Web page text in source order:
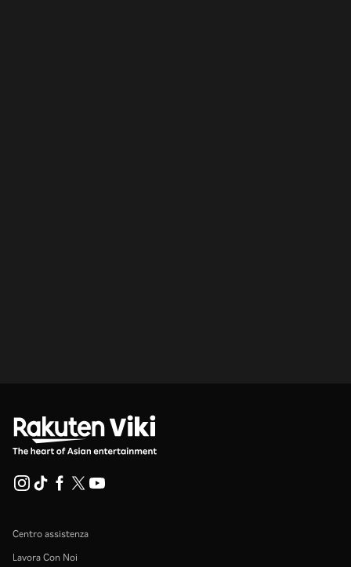
Centro assistenza
Lavora Con Noi